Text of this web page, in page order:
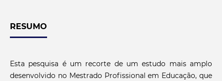
RESUMO
Esta pesquisa é um recorte de um estudo mais amplo
desenvolvido no Mestrado Profissional em Educação, que